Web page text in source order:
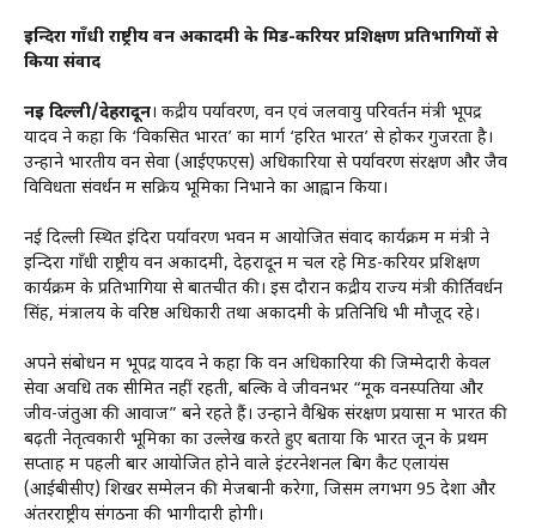
इन्दिरा गाँधी राष्ट्रीय वन अकादमी के मिड-करियर प्रशिक्षण प्रतिभागियों से
किया संवाद
नई दिल्ली/देहरादून। केंद्रीय पर्यावरण, वन एवं जलवायु परिवर्तन मंत्री भूपेंद्र
यादव ने कहा कि ‘विकसित भारत’ का मार्ग ‘हरित भारत’ से होकर गुजरता है।
उन्होंने भारतीय वन सेवा (आईएफएस) अधिकारियों से पर्यावरण संरक्षण और जैव
विविधता संवर्धन में सक्रिय भूमिका निभाने का आह्वान किया।
नई दिल्ली स्थित इंदिरा पर्यावरण भवन में आयोजित संवाद कार्यक्रम में मंत्री ने
इन्दिरा गाँधी राष्ट्रीय वन अकादमी, देहरादून में चल रहे मिड-करियर प्रशिक्षण
कार्यक्रम के प्रतिभागियों से बातचीत की। इस दौरान केंद्रीय राज्य मंत्री कीर्तिवर्धन
सिंह, मंत्रालय के वरिष्ठ अधिकारी तथा अकादमी के प्रतिनिधि भी मौजूद रहे।
अपने संबोधन में भूपेंद्र यादव ने कहा कि वन अधिकारियों की जिम्मेदारी केवल
सेवा अवधि तक सीमित नहीं रहती, बल्कि वे जीवनभर “मूक वनस्पतियों और
जीव-जंतुओं की आवाज” बने रहते हैं। उन्होंने वैश्विक संरक्षण प्रयासों में भारत की
बढ़ती नेतृत्वकारी भूमिका का उल्लेख करते हुए बताया कि भारत जून के प्रथम
सप्ताह में पहली बार आयोजित होने वाले इंटरनेशनल बिग कैट एलायंस
(आईबीसीए) शिखर सम्मेलन की मेजबानी करेगा, जिसमें लगभग 95 देशों और
अंतरराष्ट्रीय संगठनों की भागीदारी होगी।